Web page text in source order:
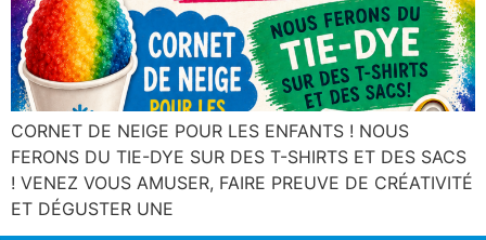
CORNET DE NEIGE POUR LES ENFANTS ! NOUS
FERONS DU TIE-DYE SUR DES T-SHIRTS ET DES SACS
! VENEZ VOUS AMUSER, FAIRE PREUVE DE CRÉATIVITÉ
ET DÉGUSTER UNE